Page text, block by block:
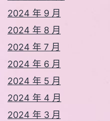
2024 年 9 月
2024 年 8 月
2024 年 7 月
2024 年 6 月
2024 年 5 月
2024 年 4 月
2024 年 3 月